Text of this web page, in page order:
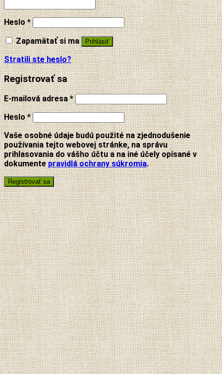
Heslo*
Zapamätať si ma
Prihlásiť
Stratili ste heslo?
Registrovať sa
E-mailová adresa*
Heslo*
Vaše osobné údaje budú použité na zjednodušenie
používania tejto webovej stránke, na správu
prihlasovania do vášho účtu a na iné účely opísané v
dokumentepravidlá ochrany súkromia.
Registrovať sa